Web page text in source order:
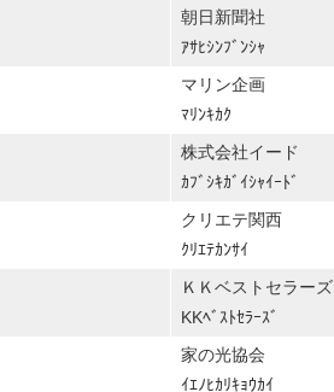
朝日新聞社
ｱｻﾋｼﾝﾌﾞﾝｼｬ
マリン企画
ﾏﾘﾝｷｶｸ
株式会社イード
ｶﾌﾞｼｷｶﾞｲｼｬｲｰﾄﾞ
クリエテ関西
ｸﾘｴﾃｶﾝｻｲ
ＫＫベストセラーズ
KKﾍﾞｽﾄｾﾗｰｽﾞ
家の光協会
ｲｴﾉﾋｶﾘｷｮｳｶｲ